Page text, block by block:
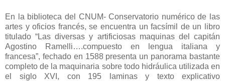
En la biblioteca del CNUM- Conservatorio numérico de las
artes y oficios francés, se encuentra un facsímil de un libro
titulado “Las diversas y artificiosas maquinas del capitán
Agostino Ramelli….compuesto en lengua italiana y
francesa”, fechado en 1588 presenta un panorama bastante
completo de la maquinaria sobre todo hidráulica utilizada en
el siglo XVI, con 195 laminas y texto explicativo